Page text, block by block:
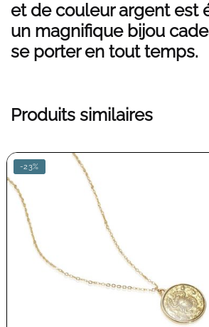
et de couleur argent est
un magnifique bijou
se porter en tout temps.
Produits similaires
-23%